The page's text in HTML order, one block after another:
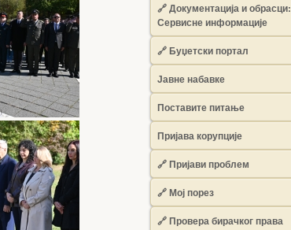
🔗 Документација и обрасци:
Сервисне информације
🔗 Буџетски портал
Јавне набавке
Поставите питање
Пријава корупције
🔗 Пријави проблем
🔗 Мој порез
🔗 Провера бирачког права